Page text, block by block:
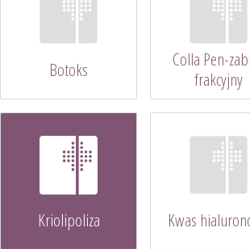
Botoks
Colla Pen-
frakcyjny
Kriolipoliza Kwas